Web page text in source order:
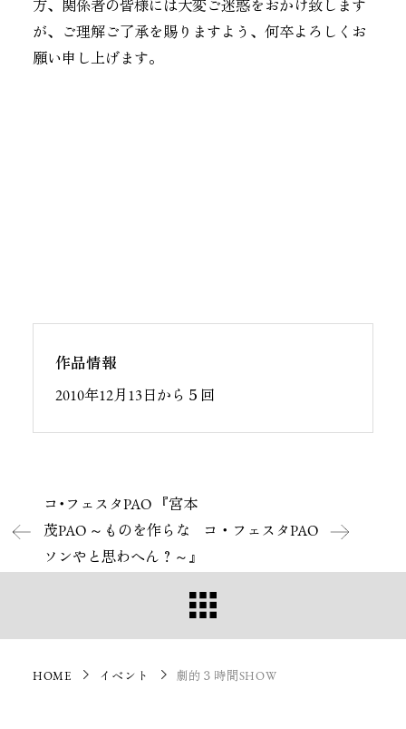
方、関係者の皆様には大変ご迷惑をおかけ致します
が、ご理解ご了承を賜りますよう、何卒よろしくお
願い申し上げます。
作品情報
2010年12月13日から５回
コ･フェスタPAO 『宮本
茂PAO ～ものを作らな
ソンやと思わへん？～』
コ・フェスタPAO
HOME イベント 劇的３時間SHOW